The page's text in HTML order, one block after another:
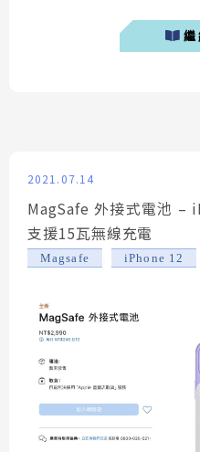
繼
2021.07.14
MagSafe 外接式電池 –
支援15瓦無線充電
Magsafe iPhone 12